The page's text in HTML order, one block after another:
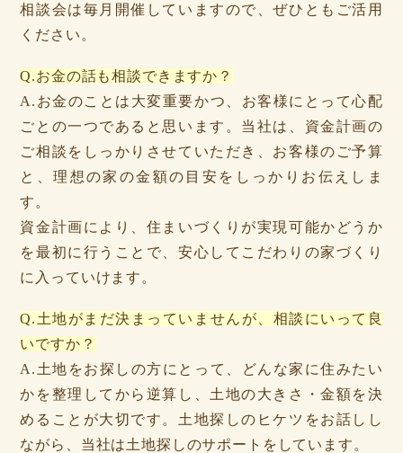
相談会は毎月開催していますので、ぜひともご活用
ください。
Q.お金の話も相談できますか？
A.お金のことは大変重要かつ、お客様にとって心配
ごとの一つであると思います。当社は、資金計画の
ご相談をしっかりさせていただき、お客様のご予算
と、理想の家の金額の目安をしっかりお伝えしま
す。
資金計画により、住まいづくりが実現可能かどうか
を最初に行うことで、安心してこだわりの家づくり
に入っていけます。
Q.土地がまだ決まっていませんが、相談にいって良
いですか？
A.土地をお探しの方にとって、どんな家に住みたい
かを整理してから逆算し、土地の大きさ・金額を決
めることが大切です。土地探しのヒケツをお話しし
ながら、当社は土地探しのサポートをしています。